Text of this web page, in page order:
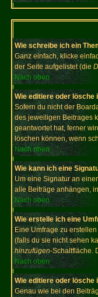
Wie schreibe ich ein
Ganz einfach, klicke
der Seite aufgelistet (die
Nach oben
Wie editiere oder lösche
Sofern du nicht der
des jeweiligen Beitrages
geantwortet hat, ferner
löschen können, wenn
Nach oben
Wie kann ich eine
Um eine Signatur an
alle Beiträge anhängen,
Nach oben
Wie erstelle ich eine
Eine Umfrage zu
(falls du sie nicht sehen
hinzufügen-Schaltfläche.
Nach oben
Wie editiere oder lösche
Genau wie bei den